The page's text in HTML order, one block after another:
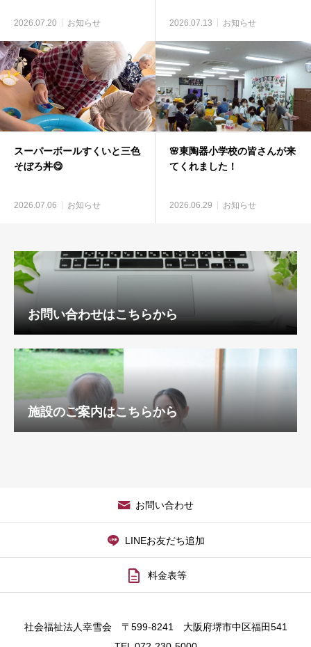
2026.07.20 お知らせ 2026.07.13 お知らせ
スーパーボールすくいと三色
そぼろ丼😋
2026.07.06 お知らせ
🌸東陶器小学校の皆さんが来
てくれました！
2026.06.29 お知らせ
お問い合わせはこちらから
施設のご案内はこちらから
お問い合わせ
LINEお友だち追加
 料金表等
社会福祉法人幸雪会 〒599-8241 大阪府堺市中区福田541